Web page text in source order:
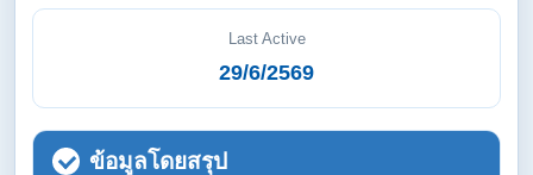
Last Active
29/6/2569
ข้อมูลโดยสรุป